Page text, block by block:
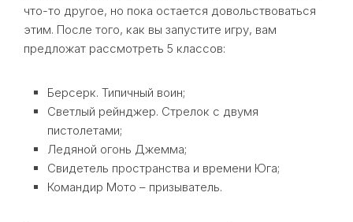
что-то другое, но пока остается довольствоваться
этим. После того, как вы запустите игру, вам
предложат рассмотреть 5 классов:
Берсерк. Типичный воин;
Светлый рейнджер. Стрелок с двумя
пистолетами;
Ледяной огонь Джемма;
Свидетель пространства и времени Юга;
Командир Мото – призыватель.